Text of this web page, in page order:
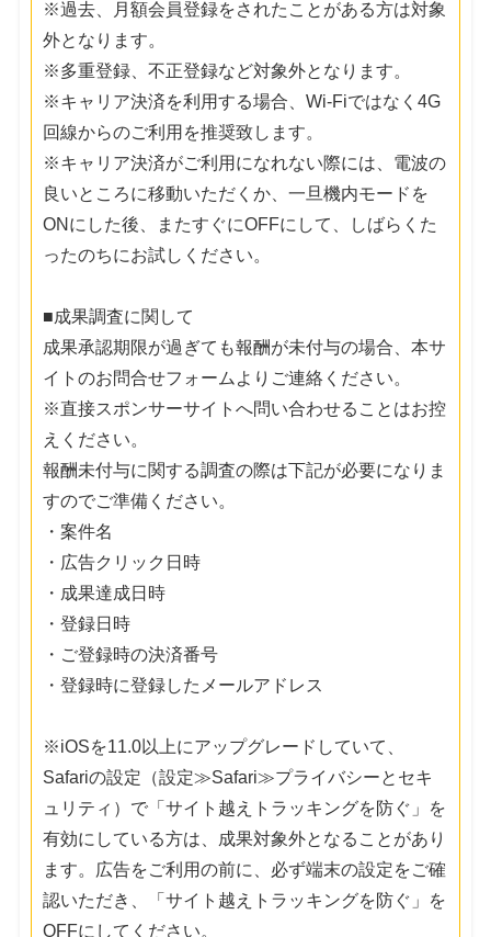
※過去、月額会員登録をされたことがある方は対象
外となります。
※多重登録、不正登録など対象外となります。
※キャリア決済を利用する場合、Wi-Fiではなく4G
回線からのご利用を推奨致します。
※キャリア決済がご利用になれない際には、電波の
良いところに移動いただくか、一旦機内モードを
ONにした後、またすぐにOFFにして、しばらくた
ったのちにお試しください。
■成果調査に関して
成果承認期限が過ぎても報酬が未付与の場合、本サ
イトのお問合せフォームよりご連絡ください。
※直接スポンサーサイトへ問い合わせることはお控
えください。
報酬未付与に関する調査の際は下記が必要になりま
すのでご準備ください。
・案件名
・広告クリック日時
・成果達成日時
・登録日時
・ご登録時の決済番号
・登録時に登録したメールアドレス
※iOSを11.0以上にアップグレードしていて、
Safariの設定（設定≫Safari≫プライバシーとセキ
ュリティ）で「サイト越えトラッキングを防ぐ」を
有効にしている方は、成果対象外となることがあり
ます。広告をご利用の前に、必ず端末の設定をご確
認いただき、「サイト越えトラッキングを防ぐ」を
OFFにしてください。